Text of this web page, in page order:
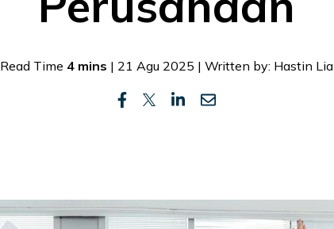
Read Time 4 mins | 21 Agu 2025 | Written by: Hastin Lia